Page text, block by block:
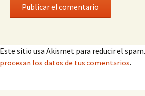
Este sitio usa Akismet para reducir el spam.
procesan los datos de tus comentarios.